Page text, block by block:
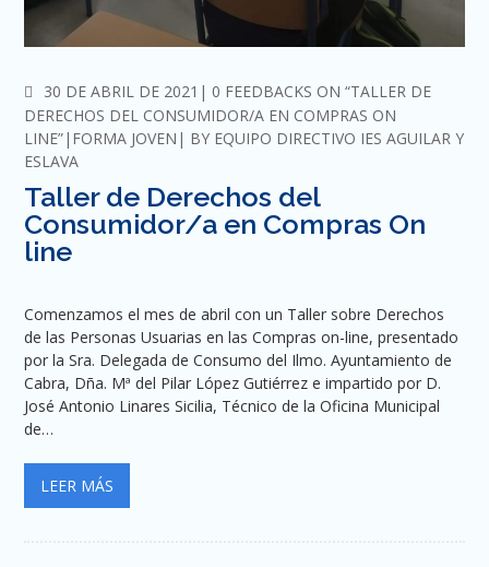
30 DE ABRIL DE 2021 COMMENTS
0 FEEDBACKS ON “TALLER DE
DERECHOS DEL CONSUMIDOR/A EN COMPRAS ON
LINE” FORMA JOVEN BY EQUIPO DIRECTIVO IES AGUILAR Y
ESLAVA
Taller de Derechos del
Consumidor/a en Compras On
line
Comenzamos el mes de abril con un Taller sobre Derechos
de las Personas Usuarias en las Compras on-line, presentado
por la Sra. Delegada de Consumo del Ilmo. Ayuntamiento de
Cabra, Dña. Mª del Pilar López Gutiérrez e impartido por D.
José Antonio Linares Sicilia, Técnico de la Oficina Municipal
de…
LEER MÁS